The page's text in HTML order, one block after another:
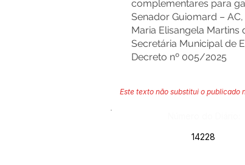
complementares para
Senador Guiomard –
Maria Elisangela Martins
Secretária Municipal de
Decreto nº 005/2025
Este texto não substitui o
14228